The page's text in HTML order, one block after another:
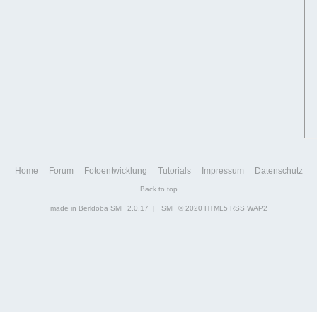
Home Forum Fotoentwicklung Tutorials Impressum Datenschutz
Back to top
made in Berldoba SMF 2.0.17 | SMF © 2020 HTML5 RSS WAP2